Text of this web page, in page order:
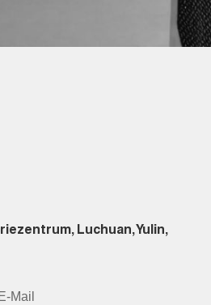
Luchuan, Yulin,
E-Mail